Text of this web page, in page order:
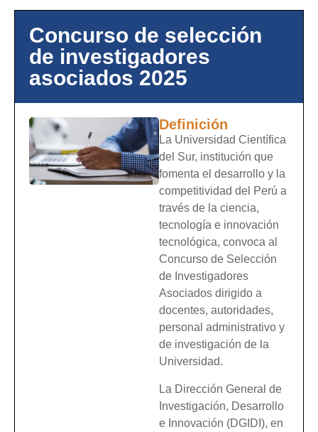
Concurso de selección
de investigadores
asociados 2025
Definición
La Universidad Científica
del Sur, institución que
fomenta el desarrollo y la
competitividad del Perú a
través de la ciencia,
tecnología e innovación
tecnológica, convoca al
Concurso de Selección
de Investigadores
Asociados dirigido a
docentes, autoridades,
personal administrativo y
de investigación de la
Universidad.
La Dirección General de
Investigación, Desarrollo
e Innovación (DGIDI), en